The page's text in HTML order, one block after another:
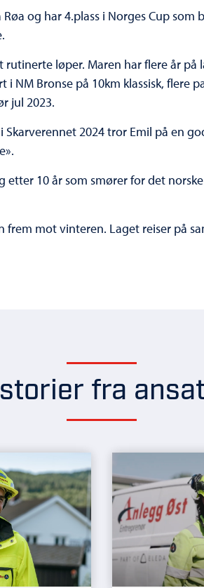
og har 4.plass i Norges Cup
løper. Maren har flere år
Bronse på 10km klassisk, flere
jul 2023.
2024 tror Emil på en
10 år som smører for det
mot vinteren. Laget reiser på
fra